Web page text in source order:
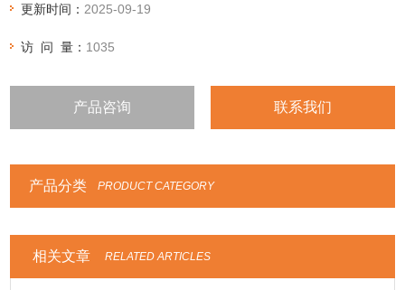
更新时间： 2025-09-19
访 问 量： 1035
产品咨询 联系我们
产品分类 PRODUCT CATEGORY
相关文章 RELATED ARTICLES